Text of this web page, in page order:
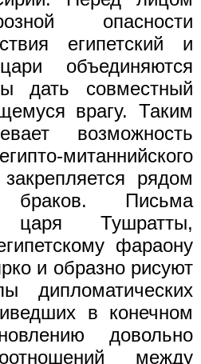
опасности
египетский и
объединяются
дать совместный
врагу. Таким
возможность
митаннийского
рядом
браков. Письма
царя Тушратты,
фараону
и образно рисуют
дипломатических
в конечном
довольно
между